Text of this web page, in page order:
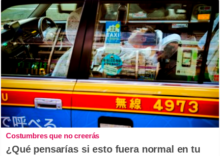
Costumbres que no creerás
¿Qué pensarías si esto fuera normal en tu